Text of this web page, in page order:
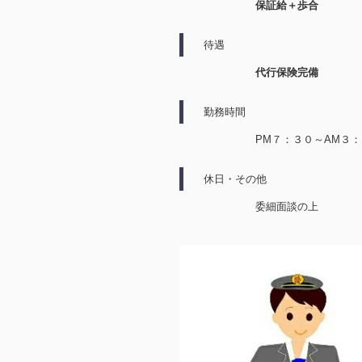
保証給＋歩合
待遇
代行保険完備
勤務時間
PM７：３０～AM３：
休日・その他
委細面談の上